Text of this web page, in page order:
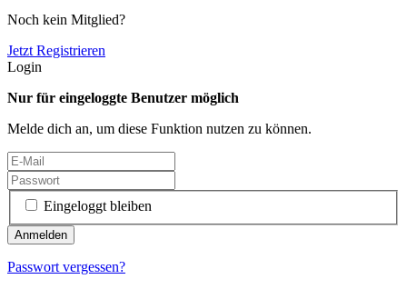
Noch kein Mitglied?
Jetzt Registrieren
Login
Nur für eingeloggte Benutzer möglich
Melde dich an, um diese Funktion nutzen zu können.
Eingeloggt bleiben
Passwort vergessen?